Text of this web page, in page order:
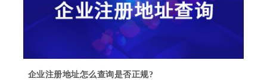
企业注册地址怎么查询是否正规?